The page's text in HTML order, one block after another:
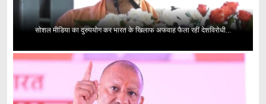
सोशल मीडिया का दुरुपयोग कर भारत के खिलाफ अफवाह फैला रहीं देशविरोधी...